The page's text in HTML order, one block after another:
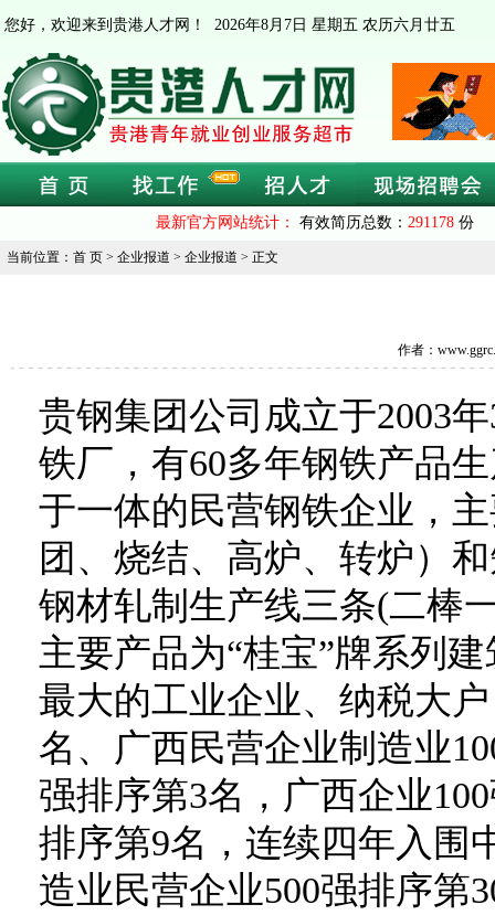
您好，欢迎来到贵港人才网！ 2026年8月7日 星期五 农历六月廿五
最新官方网站统计： 有效简历总数： 291178 份
当前位置：首 页 > 企业报道 > 企业报道 > 正文
作者：
贵钢集团公司成立于2003
铁厂，有60多年钢铁产品
于一体的民营钢铁企业，
团、烧结、高炉、转炉）
钢材轧制生产线三条(二棒
主要产品为“桂宝”牌系列
最大的工业企业、纳税大
名、广西民营企业制造业
强排序第3名，广西企业
排序第9名，连续四年入围
造业民营企业500强排序第